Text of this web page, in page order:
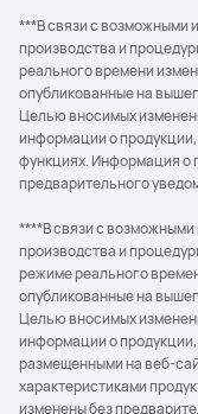
***В связи с возможными
производства и
реального времени
опубликованные на
Целью вносимых
информации о продукции,
функциях. Информация о
предварительного
****В связи с
производства и
режиме реального
опубликованные на
Целью вносимых
информации о
размещенными на веб-
характеристиками
изменены без